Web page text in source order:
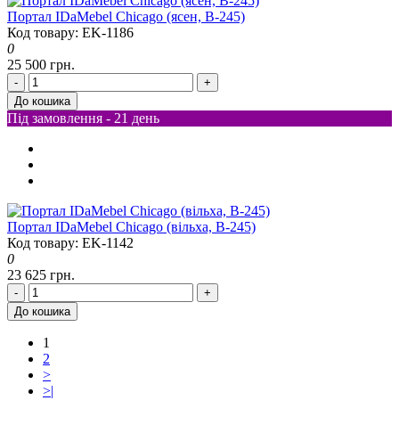
Портал IDaMebel Chicago (ясен, В-245)
Код товару: EK-1186
0
25 500 грн.
-
+
До кошика
Під замовлення - 21 день
Портал IDaMebel Chicago (вільха, B-245)
Код товару: EK-1142
0
23 625 грн.
-
+
До кошика
1
2
>
>|